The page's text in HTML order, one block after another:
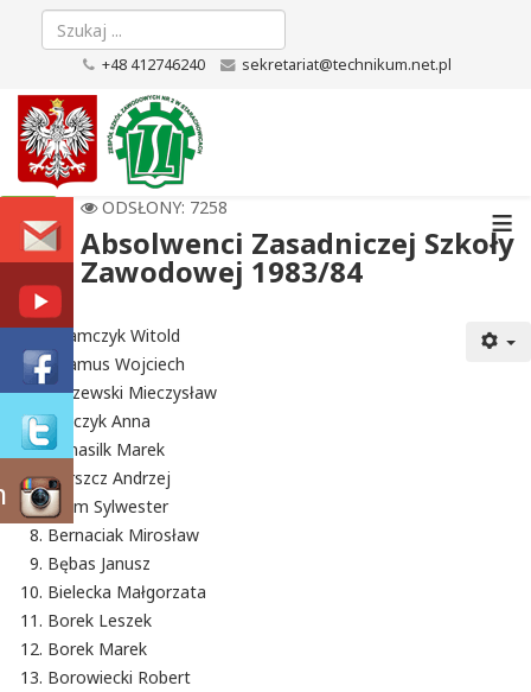
+48 412746240 sekretariat@technikum.net.pl
≡
ODSŁONY: 7258
Absolwenci Zasadniczej Szkoły
Zawodowej 1983/84
Adamczyk Witold
Adamus Wojciech
Arczewski Mieczysław
Bałczyk Anna
Banasilk Marek
Barszcz Andrzej
Bejm Sylwester
Bernaciak Mirosław
Bębas Janusz
Bielecka Małgorzata
Borek Leszek
Borek Marek
Borowiecki Robert